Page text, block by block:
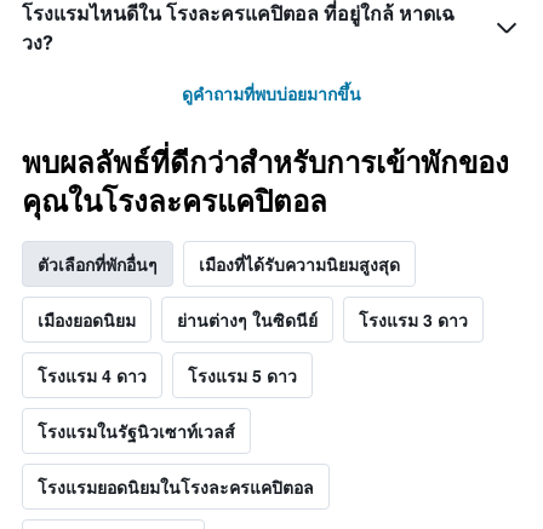
โรงแรมไหนดีใน โรงละครแคปิตอล ที่อยู่ใกล้ หาดเฉ
วง?
ดูคำถามที่พบบ่อยมากขึ้น
พบผลลัพธ์ที่ดีกว่าสำหรับการเข้าพักของ
คุณในโรงละครแคปิตอล
ตัวเลือกที่พักอื่นๆ เมืองที่ได้รับความนิยมสูงสุด
เมืองยอดนิยม ย่านต่างๆ ในซิดนีย์ โรงแรม 3 ดาว
โรงแรม 4 ดาว โรงแรม 5 ดาว
โรงแรมในรัฐนิวเซาท์เวลส์
โรงแรมยอดนิยมในโรงละครแคปิตอล